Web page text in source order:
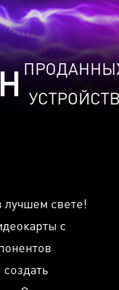
лучшем свете!
с